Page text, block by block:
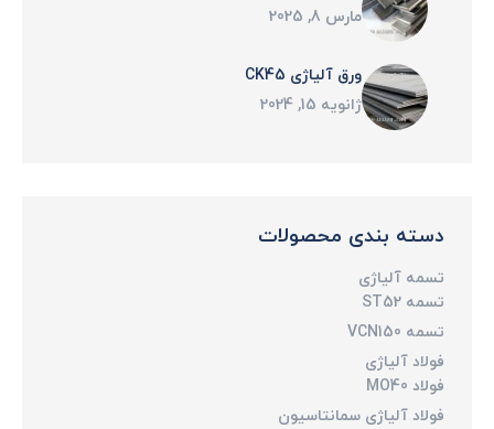
مارس 8, 2025
ورق آلیاژی CK45
ژانویه 15, 2024
دسته بندی محصولات
تسمه آلیاژی
تسمه ST52
تسمه VCN150
فولاد آلیاژی
فولاد MO40
فولاد آلیاژی سمانتاسیون